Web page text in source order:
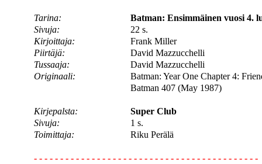
Tarina:
Batman: Ensimmäinen vuosi 4.
Sivuja:
22 s.
Kirjoittaja:
Frank Miller
Piirtäjä:
David Mazzucchelli
Tussaaja:
David Mazzucchelli
Originaali:
Batman: Year One Chapter 4:
Batman 407 (May 1987)
Kirjepalsta:
Super Club
Sivuja:
1 s.
Toimittaja:
Riku Perälä
- - - - - - - - - - - - - - - - - - - - - - - - - - - - - - - - - - - - - - - - - - -